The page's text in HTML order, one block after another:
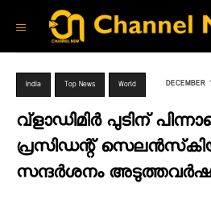
India Top News World
വ്‌ളാഡിമിർ പുടിന്
പ്രസിഡന്റ്
സന്ദർശനം